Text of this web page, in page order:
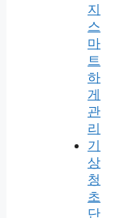
지
스
마
트
하
게
관
리
기
상
청
초
단